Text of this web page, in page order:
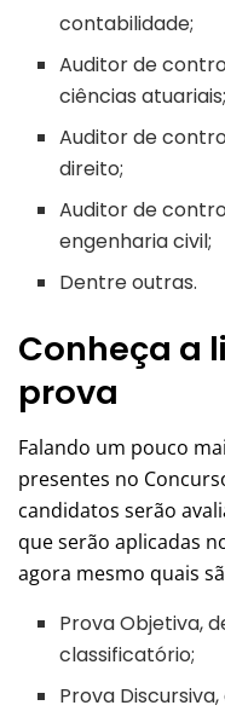
contabilidade;
Auditor de
ciências atuariais;
Auditor de
direito;
Auditor de
engenharia civil;
Dentre outras.
Conheça a
prova
Falando um pouco
presentes no
candidatos serão
que serão aplicadas
agora mesmo quais
Prova Objetiva,
classificatório;
Prova